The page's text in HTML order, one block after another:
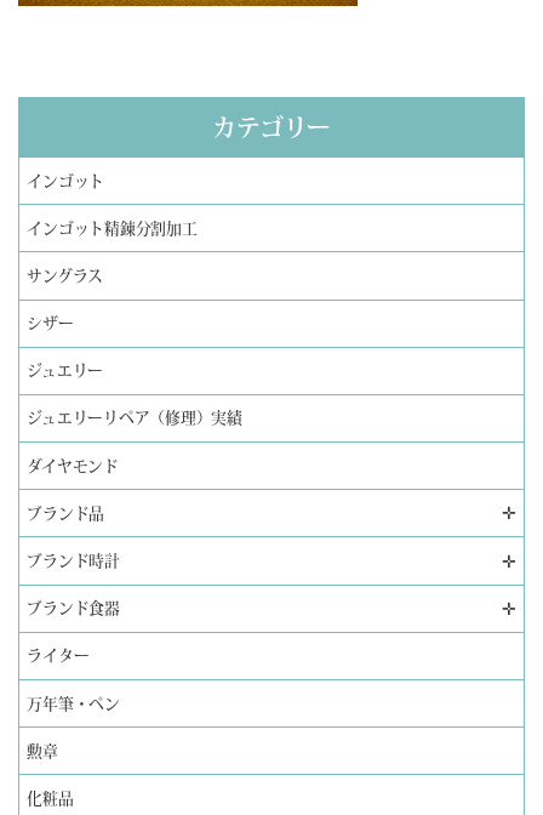
カテゴリー
インゴット
インゴット精錬分割加工
サングラス
シザー
ジュエリー
ジュエリーリペア（修理）実績
ダイヤモンド
ブランド品 ✛
ブランド時計 ✛
ブランド食器 ✛
ライター
万年筆・ペン
勲章
化粧品